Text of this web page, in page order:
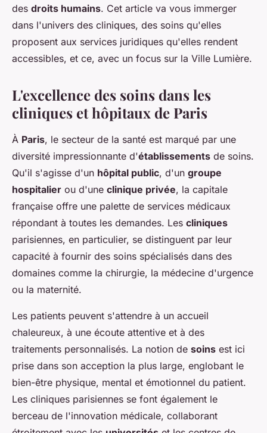
des droits humains. Cet article va vous immerger
dans l'univers des cliniques, des soins qu'elles
proposent aux services juridiques qu'elles rendent
accessibles, et ce, avec un focus sur la Ville Lumière.
L'excellence des soins dans les
cliniques et hôpitaux de Paris
À Paris, le secteur de la santé est marqué par une
diversité impressionnante d'établissements de soins.
Qu'il s'agisse d'un hôpital public, d'un groupe
hospitalier ou d'une clinique privée, la capitale
française offre une palette de services médicaux
répondant à toutes les demandes. Les cliniques
parisiennes, en particulier, se distinguent par leur
capacité à fournir des soins spécialisés dans des
domaines comme la chirurgie, la médecine d'urgence
ou la maternité.
Les patients peuvent s'attendre à un accueil
chaleureux, à une écoute attentive et à des
traitements personnalisés. La notion de soins est ici
prise dans son acception la plus large, englobant le
bien-être physique, mental et émotionnel du patient.
Les cliniques parisiennes se font également le
berceau de l'innovation médicale, collaborant